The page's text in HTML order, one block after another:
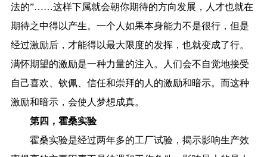
法的”……这样下属就会朝你期待的方向发展，人才也就在
期待之中得以产生。一个人如果本身能力不是很行，但是
经过激励后，才能得以最大限度的发挥，也就变成了行。
满怀期望的激励是一种力量的注入。人们会不自觉地接受
自己喜欢、钦佩、信任和崇拜的人的激励和暗示。而这种
激励和暗示，会使人梦想成真。
第四，霍桑实验
霍桑实验是经过两年多的工厂试验，揭示影响生产效